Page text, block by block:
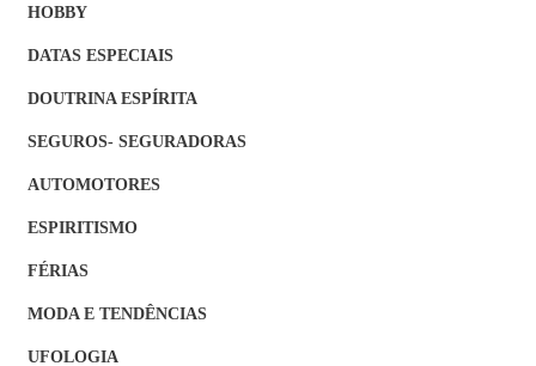
HOBBY
DATAS ESPECIAIS
DOUTRINA ESPÍRITA
SEGUROS- SEGURADORAS
AUTOMOTORES
ESPIRITISMO
FÉRIAS
MODA E TENDÊNCIAS
UFOLOGIA